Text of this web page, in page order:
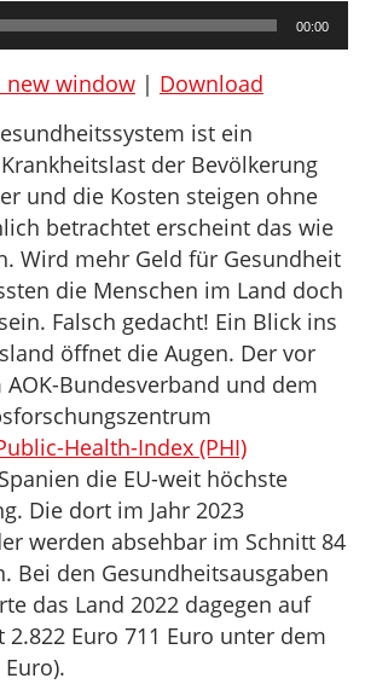
00:00
new window | Download
ist ein
der Bevölkerung
und die Kosten steigen ohne
betrachtet erscheint das wie
Wird mehr Geld für Gesundheit
die Menschen im Land doch
Falsch gedacht! Ein Blick ins
öffnet die Augen. Der vor
AOK-Bundesverband und dem
Health-Index (PHI)
die EU-weit höchste
Die dort im Jahr 2023
werden absehbar im Schnitt 84
Bei den Gesundheitsausgaben
das Land 2022 dagegen auf
2.822 Euro 711 Euro unter dem